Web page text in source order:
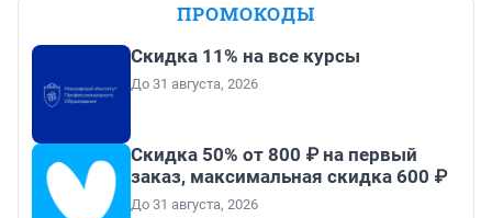
ПРОМОКОДЫ
Скидка 11% на все курсы
До 31 августа, 2026
Скидка 50% от 800 ₽ на первый
заказ, максимальная скидка 600 ₽
До 31 августа, 2026